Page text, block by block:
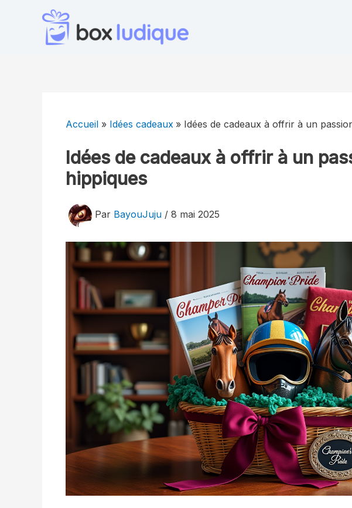
Accueil Idées cadeaux Idées de cadeaux à offrir à un
Idées de cadeaux à offrir à un
hippiques
Par BayouJuju / 8 mai 2025